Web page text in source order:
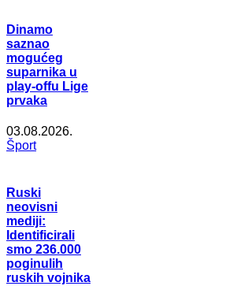
Dinamo
saznao
mogućeg
suparnika u
play-offu Lige
prvaka
03.08.2026.
Šport
Ruski
neovisni
mediji:
Identificirali
smo 236.000
poginulih
ruskih vojnika